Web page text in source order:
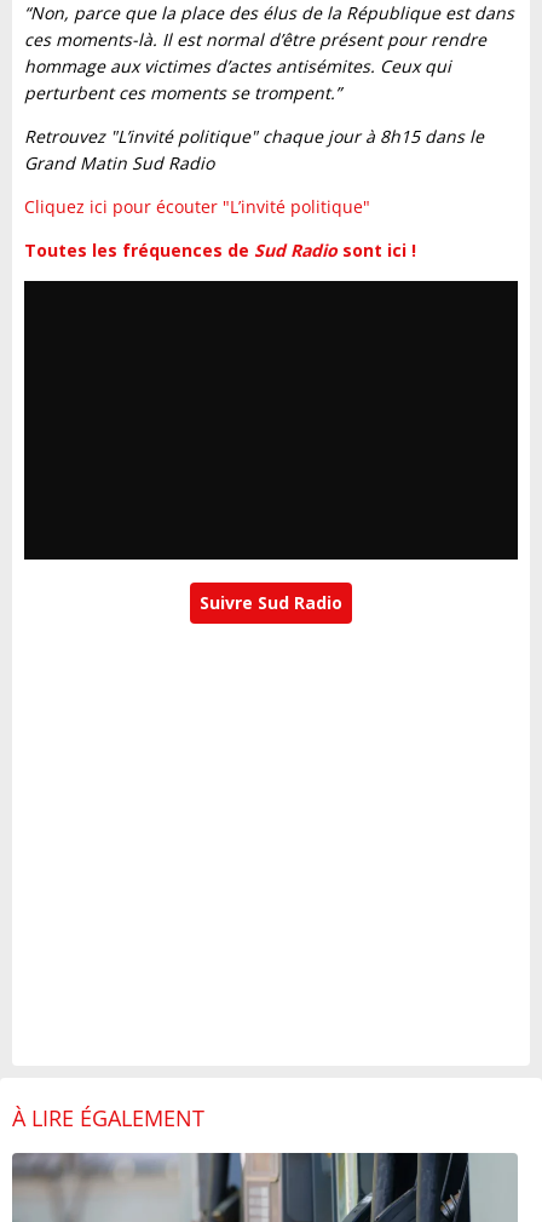
“Non, parce que la place des élus de la République est dans
ces moments-là. Il est normal d’être présent pour rendre
hommage aux victimes d’actes antisémites. Ceux qui
perturbent ces moments se trompent.”
Retrouvez "L’invité politique" chaque jour à 8h15 dans le
Grand Matin Sud Radio
Cliquez ici pour écouter "L’invité politique"
Toutes les fréquences de Sud Radio sont ici !
Suivre Sud Radio
À LIRE ÉGALEMENT